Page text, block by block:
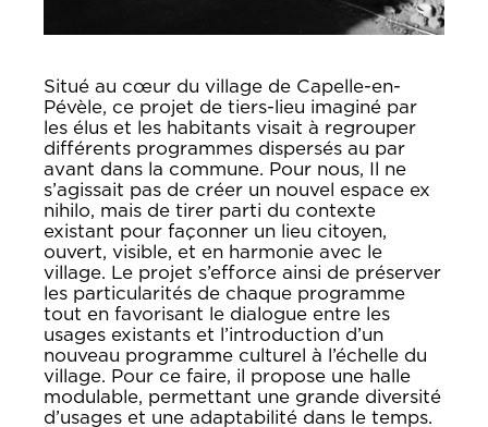
Situé au cœur du village de Capelle-en-
Pévèle, ce projet de tiers-lieu imaginé par
les élus et les habitants visait à regrouper
différents programmes dispersés au par
avant dans la commune. Pour nous, Il ne
s’agissait pas de créer un nouvel espace ex
nihilo, mais de tirer parti du contexte
existant pour façonner un lieu citoyen,
ouvert, visible, et en harmonie avec le
village. Le projet s’efforce ainsi de préserver
les particularités de chaque programme
tout en favorisant le dialogue entre les
usages existants et l’introduction d’un
nouveau programme culturel à l’échelle du
village. Pour ce faire, il propose une halle
modulable, permettant une grande diversité
d’usages et une adaptabilité dans le temps.